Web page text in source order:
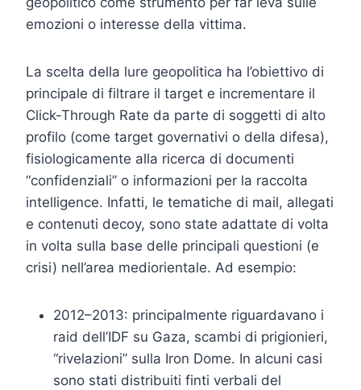
emozioni o interesse della vittima.
La scelta della lure geopolitica ha l’obiettivo di
principale di filtrare il target e incrementare il
Click-Through Rate da parte di soggetti di alto
profilo (come target governativi o della difesa),
fisiologicamente alla ricerca di documenti
“confidenziali” o informazioni per la raccolta
intelligence. Infatti, le tematiche di mail, allegati
e contenuti decoy, sono state adattate di volta
in volta sulla base delle principali questioni (e
crisi) nell’area mediorientale. Ad esempio:
2012–2013: principalmente riguardavano i
raid dell’IDF su Gaza, scambi di prigionieri,
“rivelazioni” sulla Iron Dome. In alcuni casi
sono stati distribuiti finti verbali del